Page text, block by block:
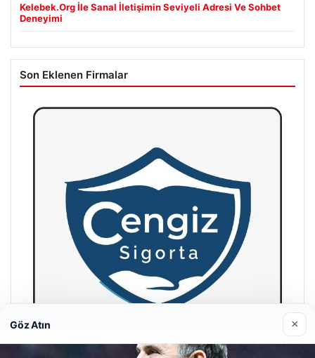
Kelebek.Org İle Sanal İletişimin Seviyeli Adresi Ve Sohbet
Deneyimi
Son Eklenen Firmalar
Göz Atın ×